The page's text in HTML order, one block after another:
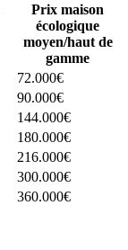
Prix maison
écologique
moyen/haut de
gamme
72.000€
90.000€
144.000€
180.000€
216.000€
300.000€
360.000€